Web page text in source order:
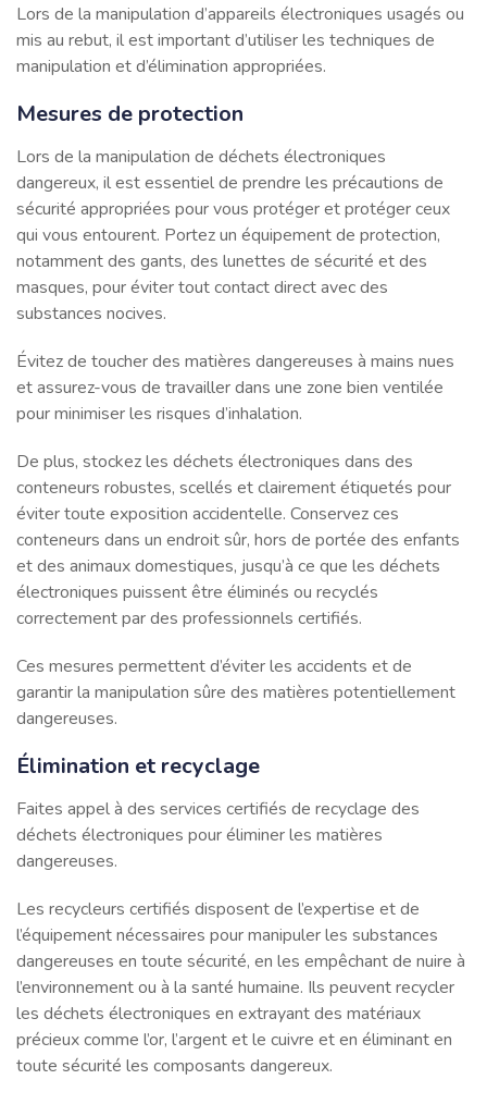
Lors de la manipulation d’appareils électroniques usagés ou
mis au rebut, il est important d’utiliser les techniques de
manipulation et d’élimination appropriées.
Mesures de protection
Lors de la manipulation de déchets électroniques
dangereux, il est essentiel de prendre les précautions de
sécurité appropriées pour vous protéger et protéger ceux
qui vous entourent. Portez un équipement de protection,
notamment des gants, des lunettes de sécurité et des
masques, pour éviter tout contact direct avec des
substances nocives.
Évitez de toucher des matières dangereuses à mains nues
et assurez-vous de travailler dans une zone bien ventilée
pour minimiser les risques d’inhalation.
De plus, stockez les déchets électroniques dans des
conteneurs robustes, scellés et clairement étiquetés pour
éviter toute exposition accidentelle. Conservez ces
conteneurs dans un endroit sûr, hors de portée des enfants
et des animaux domestiques, jusqu’à ce que les déchets
électroniques puissent être éliminés ou recyclés
correctement par des professionnels certifiés.
Ces mesures permettent d’éviter les accidents et de
garantir la manipulation sûre des matières potentiellement
dangereuses.
Élimination et recyclage
Faites appel à des services certifiés de recyclage des
déchets électroniques pour éliminer les matières
dangereuses.
Les recycleurs certifiés disposent de l’expertise et de
l’équipement nécessaires pour manipuler les substances
dangereuses en toute sécurité, en les empêchant de nuire à
l’environnement ou à la santé humaine. Ils peuvent recycler
les déchets électroniques en extrayant des matériaux
précieux comme l’or, l’argent et le cuivre et en éliminant en
toute sécurité les composants dangereux.